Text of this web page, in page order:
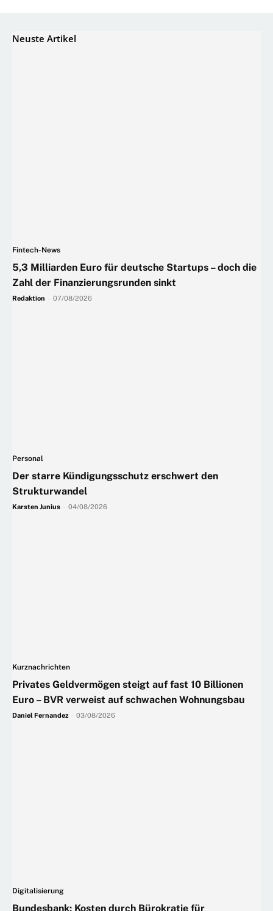
Neuste Artikel
Fintech-News
5,3 Milliarden Euro für deutsche Startups – doch die
Zahl der Finanzierungsrunden sinkt
Redaktion 07/08/2026
Personal
Der starre Kündigungsschutz erschwert den
Strukturwandel
Karsten Junius 04/08/2026
Kurznachrichten
Privates Geldvermögen steigt auf fast 10 Billionen
Euro – BVR verweist auf schwachen Wohnungsbau
Daniel Fernandez 03/08/2026
Digitalisierung
Bundesbank: Kosten durch Bürokratie für